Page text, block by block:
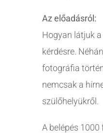
Az előadásról:
Hogyan látjuk
kérdésre.
fotográfia
nemcsak a
szülőhelyükről.
A belépés